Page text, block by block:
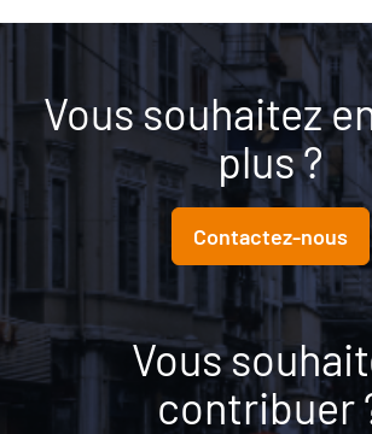
Vous souhaitez
plus ?
Contactez-nous
Vous
contribuer